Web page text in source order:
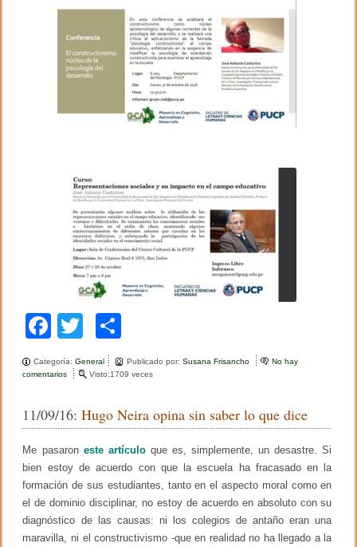
n
i
ó
n
s
o
b
r
F
a
c
b
o
o
k
wi
tt
o
m
ar
tir
Categoría:General Publicado por:Susana Frisancho
No hay
comentarios
o
A
t
o
n
C
Visto:1709 veces
11/09/16:Hugo Neira opina sin saber lo que dice
Me pasaroneste artículoque es, simplemente, un desastre. Si
bien estoy de acuerdo con que la escuela ha fracasado en la
formación de sus estudiantes, tanto en el aspecto moral como en
el de dominio disciplinar, no estoy de acuerdo en absoluto con su
diagnóstico de las causas: ni los colegios de antaño eran una
maravilla, ni el constructivismo -que en realidad no ha llegado a la